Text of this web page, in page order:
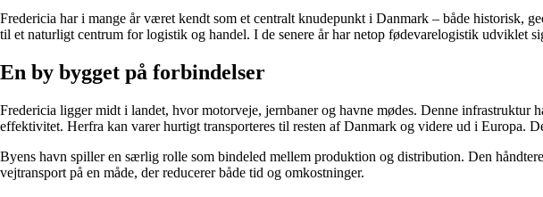
Fredericia har i mange år været kendt som et centralt knudepunkt i Danmark – både historisk,
til et naturligt centrum for logistik og handel. I de senere år har netop fødevarelogistik
En by bygget på forbindelser
Fredericia ligger midt i landet, hvor motorveje, jernbaner og havne mødes. Denne
effektivitet. Herfra kan varer hurtigt transporteres til resten af Danmark og videre ud i Europa.
Byens havn spiller en særlig rolle som bindeled mellem produktion og distribution. Den
vejtransport på en måde, der reducerer både tid og omkostninger.